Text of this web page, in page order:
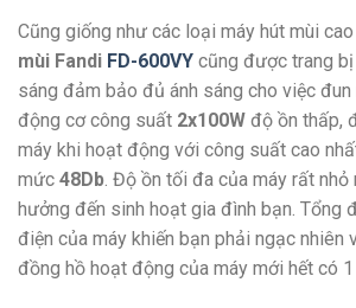
Cũng giống như các loại máy hút mùi
mùi Fandi FD-600VY cũng được trang
sáng đảm bảo đủ ánh sáng cho việc
động cơ công suất 2x100W độ ồn thấp,
máy khi hoạt động với công suất cao
mức 48Db. Độ ồn tối đa của máy rất nhỏ
hưởng đến sinh hoạt gia đình bạn. Tổng
điện của máy khiến bạn phải ngạc nhiên
đồng hồ hoạt động của máy mới hết có